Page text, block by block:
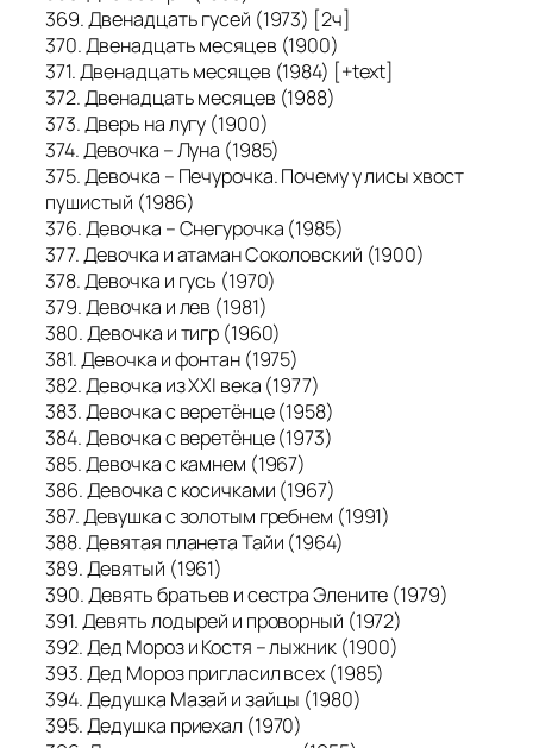
369. Двенадцать гусей (1973) [2ч]
370. Двенадцать месяцев (1900)
371. Двенадцать месяцев (1984) [+text]
372. Двенадцать месяцев (1988)
373. Дверь на лугу (1900)
374. Девочка – Луна (1985)
375. Девочка – Печурочка. Почему у лисы хвост
пушистый (1986)
376. Девочка – Снегурочка (1985)
377. Девочка и атаман Соколовский (1900)
378. Девочка и гусь (1970)
379. Девочка и лев (1981)
380. Девочка и тигр (1960)
381. Девочка и фонтан (1975)
382. Девочка из XXI века (1977)
383. Девочка с веретёнце (1958)
384. Девочка с веретёнце (1973)
385. Девочка с камнем (1967)
386. Девочка с косичками (1967)
387. Девушка с золотым гребнем (1991)
388. Девятая планета Тайи (1964)
389. Девятый (1961)
390. Девять братьев и сестра Элените (1979)
391. Девять лодырей и проворный (1972)
392. Дед Мороз и Костя – лыжник (1900)
393. Дед Мороз пригласил всех (1985)
394. Дедушка Мазай и зайцы (1980)
395. Дедушка приехал (1970)